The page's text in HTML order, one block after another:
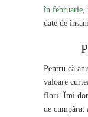
în februarie,
date de
Pentru că
valoare
flori. Îmi
de cumpărat